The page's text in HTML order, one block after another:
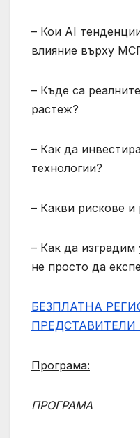
– Кои AI
влияние върху
– Къде са
растеж?
– Как да
технологии?
– Какви рискове и
– Как да изградим
не просто да
БЕЗПЛАТНА
ПРЕДСТАВИТЕЛИ
Програма:
ПРОГРАМА